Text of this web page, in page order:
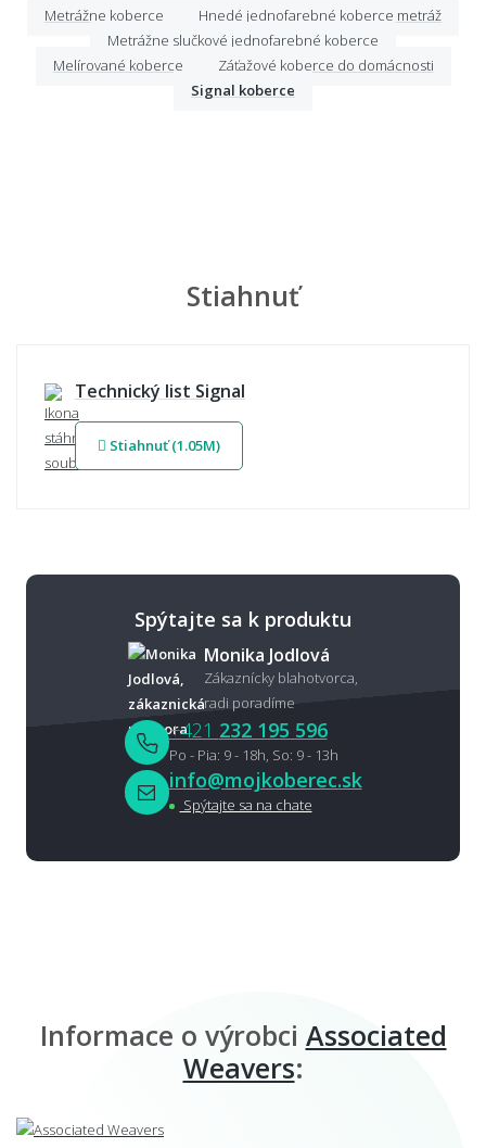
Metrážne koberce
Hnedé jednofarebné koberce metráž
Metrážne slučkové jednofarebné koberce
Melírované koberce
Záťažové koberce do domácnosti
Signal koberce
Stiahnuť
Technický list Signal
Stiahnuť (1.05M)
Spýtajte sa k produktu
Monika Jodlová
Zákaznícky blahotvorca,
radi poradíme
+421 232 195 596
Po - Pia: 9 - 18h, So: 9 - 13h
info@mojkoberec.sk
Spýtajte sa na chate
Informace o výrobci Associated
Weavers: